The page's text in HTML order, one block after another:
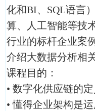
化和BI、SQL语言
算、人工智能等技
行业的标杆企业案
介绍大数据分析相
课程目的：
• 数字化供应链的
• 懂得企业架构是